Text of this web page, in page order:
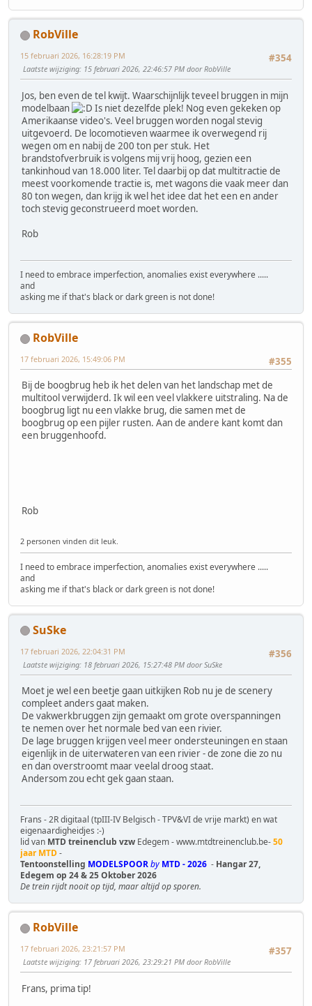
RobVille
#354
15 februari 2026, 16:28:19 PM
Laatste wijziging: 15 februari 2026, 22:46:57 PM door RobVille
Jos, ben even de tel kwijt. Waarschijnlijk teveel bruggen in mijn
modelbaan
Is niet dezelfde plek! Nog even gekeken op
Amerikaanse video's. Veel bruggen worden nogal stevig
uitgevoerd. De locomotieven waarmee ik overwegend rij
wegen om en nabij de 200 ton per stuk. Het
brandstofverbruik is volgens mij vrij hoog, gezien een
tankinhoud van 18.000 liter. Tel daarbij op dat multitractie de
meest voorkomende tractie is, met wagons die vaak meer dan
80 ton wegen, dan krijg ik wel het idee dat het een en ander
toch stevig geconstrueerd moet worden.
Rob
I need to embrace imperfection, anomalies exist everywhere .....
and
asking me if that's black or dark green is not done!
RobVille
#355
17 februari 2026, 15:49:06 PM
Bij de boogbrug heb ik het delen van het landschap met de
multitool verwijderd. Ik wil een veel vlakkere uitstraling. Na de
boogbrug ligt nu een vlakke brug, die samen met de
boogbrug op een pijler rusten. Aan de andere kant komt dan
een bruggenhoofd.
Rob
2 personen vinden dit leuk.
I need to embrace imperfection, anomalies exist everywhere .....
and
asking me if that's black or dark green is not done!
SuSke
#356
17 februari 2026, 22:04:31 PM
Laatste wijziging: 18 februari 2026, 15:27:48 PM door SuSke
Moet je wel een beetje gaan uitkijken Rob nu je de scenery
compleet anders gaat maken.
De vakwerkbruggen zijn gemaakt om grote overspanningen
te nemen over het normale bed van een rivier.
De lage bruggen krijgen veel meer ondersteuningen en staan
eigenlijk in de uiterwateren van een rivier - de zone die zo nu
en dan overstroomt maar veelal droog staat.
Andersom zou echt gek gaan staan.
Frans - 2R digitaal (tpIII-IV Belgisch - TPV&VI de vrije markt) en wat
eigenaardigheidjes :-)
lid van MTD treinenclub vzw Edegem - www.mtdtreinenclub.be-50
jaar MTD-
Tentoonstelling MODELSPOORby MTD - 2026 - Hangar 27,
Edegem op 24 & 25 Oktober 2026
De trein rijdt nooit op tijd, maar altijd op sporen.
RobVille
#357
17 februari 2026, 23:21:57 PM
Laatste wijziging: 17 februari 2026, 23:29:21 PM door RobVille
Frans, prima tip!